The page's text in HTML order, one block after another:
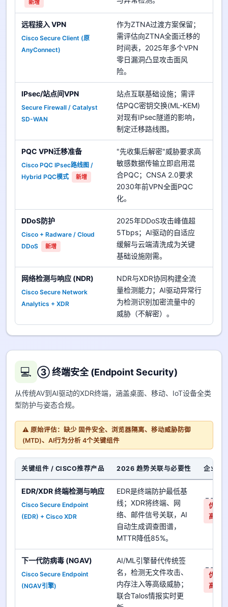
新增
远程接入 VPN
Cisco Secure Client (原
AnyConnect)
作为ZTNA过渡方案保留；
需评估向ZTNA全面迁移的
时间表，2025年多个VPN
零日漏洞凸显攻击面风
险。
IPsec/站点间VPN
Secure Firewall / Catalyst
SD-WAN
站点互联基础设施；需评
估PQC密钥交换(ML-KEM)
对现有IPsec隧道的影响，
制定迁移路线图。
PQC VPN迁移准备
Cisco PQC IPsec路线图 /
Hybrid PQC模式
新增
"先收集后解密"威胁要求高
敏感数据传输立即启用混
合PQC；CNSA 2.0要求
2030年前VPN全面PQC
化。
DDoS防护
Cisco + Radware / Cloud
DDoS
新增
2025年DDoS攻击峰值超
5Tbps；AI驱动的自适应
缓解与云端清洗成为关键
基础设施刚需。
网络检测与响应 (NDR)
Cisco Secure Network
Analytics + XDR
NDR与XDR协同构建全流
量检测能力；AI驱动异常行
为检测识别加密流量中的
威胁（不解密）。
💻 ③ 终端安全 (Endpoint Security)
从传统AV到AI驱动的XDR终端，涵盖桌面、移动、IoT设备全类
型防护与姿态合规。
⚠️ 原始评估：缺少 固件安全、浏览器隔离、移动威胁防御
(MTD)、AI行为分析 4个关键组件
关键组件 / CISCO推荐产品 2026 趋势关联与必要性 企业对
EDR/XDR 终端检测与响应
Cisco Secure Endpoint
(EDR) + Cisco XDR
EDR是终端防护最低基
线；XDR将终端、网
络、邮件信号关联，AI
自动生成调查图谱，
MTTR降低85%。
优先
高
下一代防病毒 (NGAV)
Cisco Secure Endpoint
(NGAV引擎)
AI/ML引擎替代传统签
名，检测无文件攻击、
内存注入等高级威胁；
联合Talos情报实时更
优先
高